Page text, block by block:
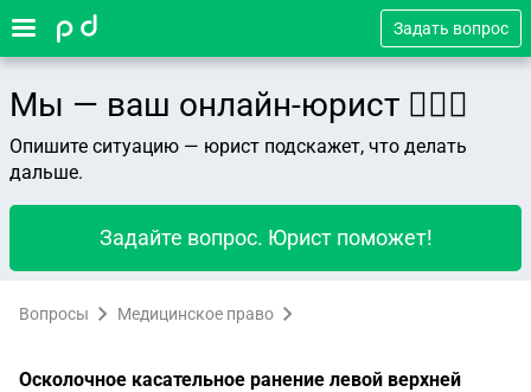
Задать вопрос
Мы — ваш онлайн-юрист 👨🏻‍⚖️
Опишите ситуацию — юрист подскажет, что делать
дальше.
Задайте вопрос. Юрист поможет!
Вопросы Медицинское право
Осколочное касательное ранение левой верхней